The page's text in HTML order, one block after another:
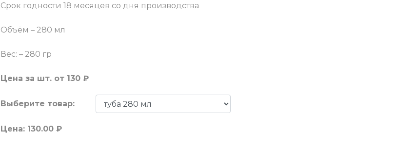
Срок годности 18 месяцев со дня производства
Объём – 280 мл
Вес: – 280 гр
Цена за шт. от 130 ₽
Выберите товар:
Цена: 130.00₽